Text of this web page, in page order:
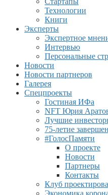
Технологии
Книги
Эксперты
Экспертное
Интервью
Персональные
Новости
Новости партнеров
Галерея
Спецпроекты
Гостиная ИФа
NFT Юрия
Лучшие
75-летие
#ГолосПамяти
О проекте
Новости
Партнеры
Контакты
Клуб
Экономика